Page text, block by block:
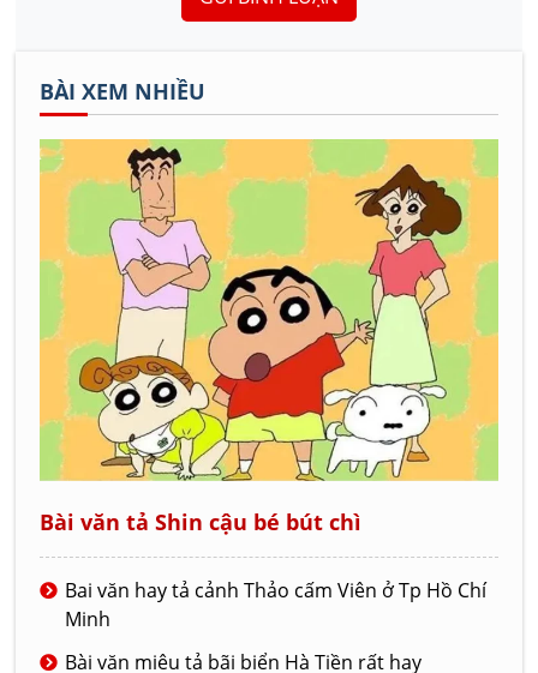
BÀI XEM NHIỀU
Bài văn tả Shin cậu bé bút chì
Bai văn hay tả cảnh Thảo cấm Viên ở Tp Hồ Chí
Minh
Bài văn miêu tả bãi biển Hà Tiền rất hay